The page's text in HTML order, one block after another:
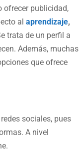
ofrecer publicidad,
alaprendizaje,
trata de un perfil a
Además, muchas
que ofrece
sociales, pues
A nivel